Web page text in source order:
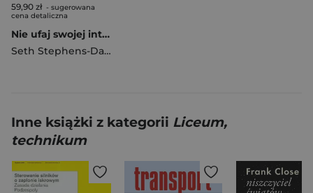
59,90 zł - sugerowana
cena detaliczna
Nie ufaj swojej intuicji Jak korzystać z danych, by osiągnąć sukces i cieszyć się życiem
Seth Stephens-Davidowitz
Inne książki z kategorii Liceum,
technikum